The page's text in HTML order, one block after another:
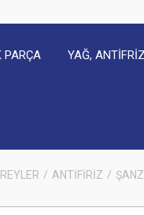
PARÇA YAĞ,
ANTİFİRİZ